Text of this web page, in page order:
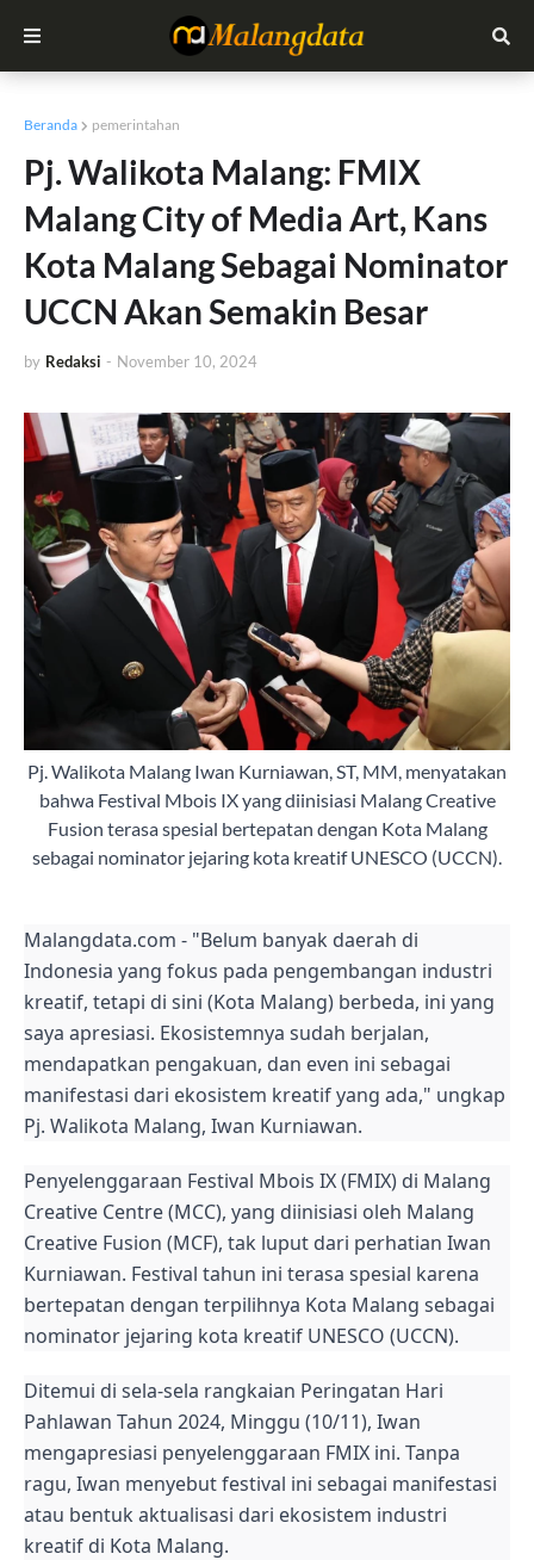
Beranda pemerintahan
Pj. Walikota Malang: FMIX
Malang City of Media Art, Kans
Kota Malang Sebagai Nominator
UCCN Akan Semakin Besar
by Redaksi - November 10, 2024
Pj. Walikota Malang Iwan Kurniawan, ST, MM, menyatakan
bahwa Festival Mbois IX yang diinisiasi Malang Creative
Fusion terasa spesial bertepatan dengan Kota Malang
sebagai nominator jejaring kota kreatif UNESCO (UCCN).
Malangdata.com - "Belum banyak daerah di
Indonesia yang fokus pada pengembangan industri
kreatif, tetapi di sini (Kota Malang) berbeda, ini yang
saya apresiasi. Ekosistemnya sudah berjalan,
mendapatkan pengakuan, dan even ini sebagai
manifestasi dari ekosistem kreatif yang ada," ungkap
Pj. Walikota Malang, Iwan Kurniawan.
Penyelenggaraan Festival Mbois IX (FMIX) di Malang
Creative Centre (MCC), yang diinisiasi oleh Malang
Creative Fusion (MCF), tak luput dari perhatian Iwan
Kurniawan. Festival tahun ini terasa spesial karena
bertepatan dengan terpilihnya Kota Malang sebagai
nominator jejaring kota kreatif UNESCO (UCCN).
Ditemui di sela-sela rangkaian Peringatan Hari
Pahlawan Tahun 2024, Minggu (10/11), Iwan
mengapresiasi penyelenggaraan FMIX ini. Tanpa
ragu, Iwan menyebut festival ini sebagai manifestasi
atau bentuk aktualisasi dari ekosistem industri
kreatif di Kota Malang.